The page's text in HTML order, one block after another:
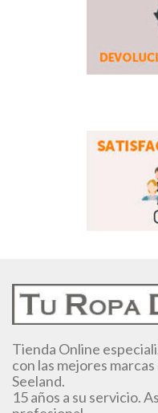
Tienda Online
con las mejores
Seeland.
15 años a su servicio.